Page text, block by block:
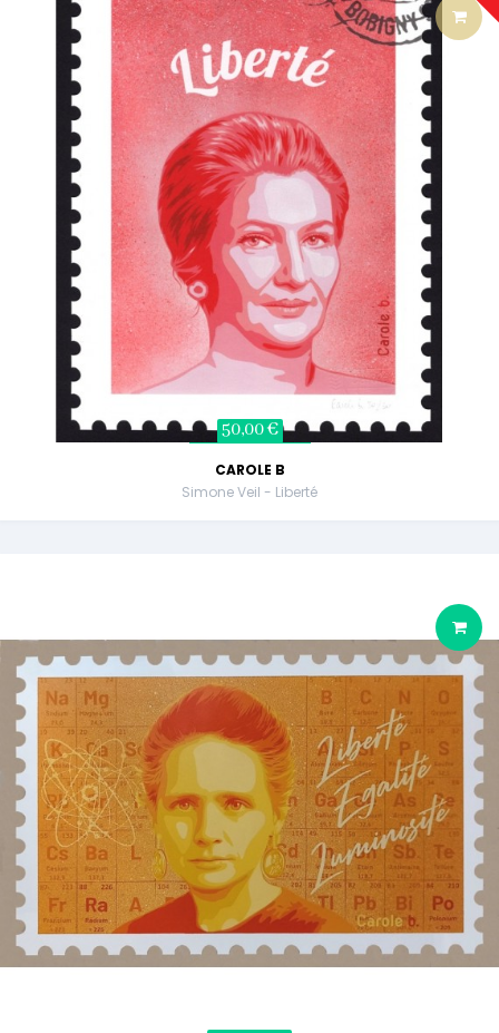
50,00 €
CAROLE B
Simone Veil - Liberté